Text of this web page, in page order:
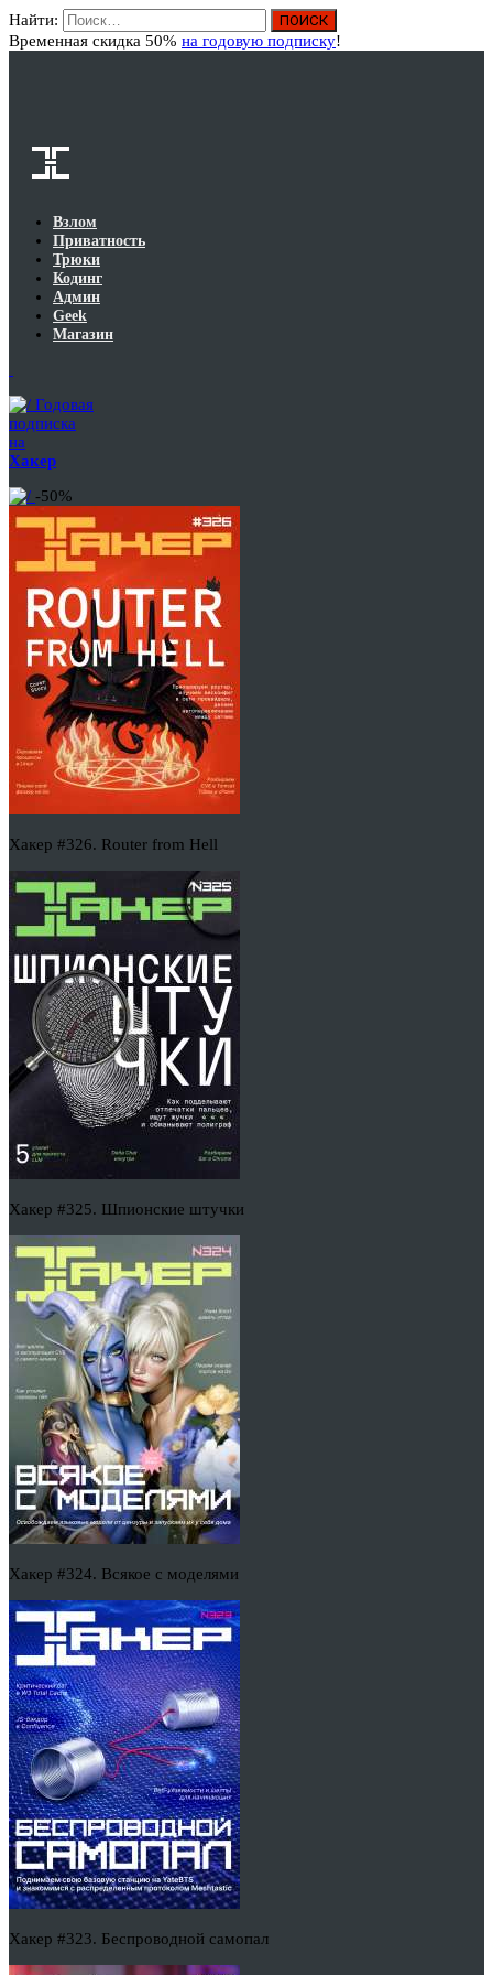
Найти:
Временная скидка 50% на годовую подписку!
Взлом
Приватность
Трюки
Кодинг
Админ
Geek
Магазин
Годовая
подписка
на
Хакер
-50%
Хакер #326. Router from Hell
Хакер #325. Шпионские штучки
Хакер #324. Всякое с моделями
Хакер #323. Беспроводной самопал